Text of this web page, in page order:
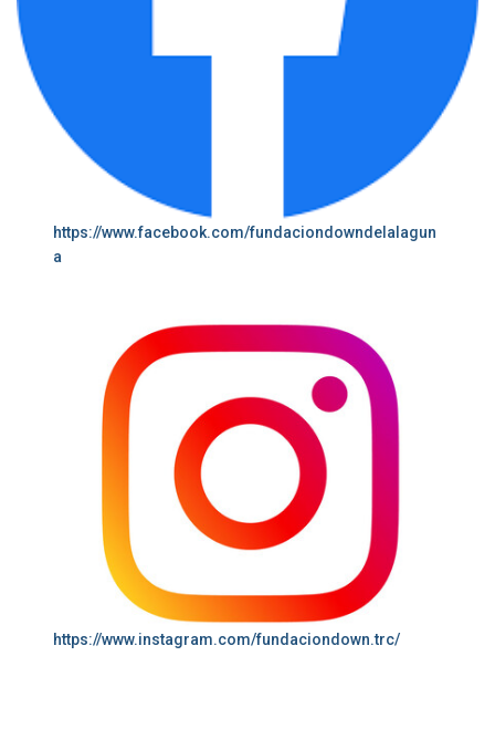
https://www.facebook.com/fundaciondowndelalagun
a
https://www.instagram.com/fundaciondown.trc/